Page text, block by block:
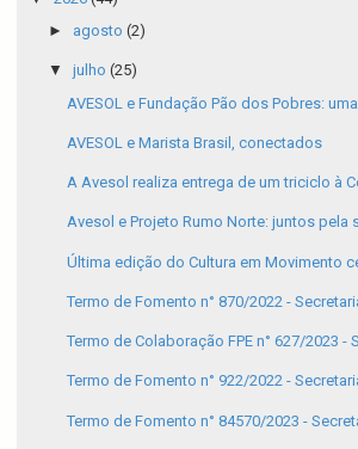
► agosto (2)
▼ julho (25)
AVESOL e Fundação Pão dos Pobres: uma
AVESOL e Marista Brasil, conectados
A Avesol realiza entrega de um triciclo à
Avesol e Projeto Rumo Norte: juntos pela
Última edição do Cultura em Movimento
Termo de Fomento n° 870/2022 -
Termo de Colaboração FPE n° 627/2023 -
Termo de Fomento n° 922/2022 -
Termo de Fomento n° 84570/2023 -